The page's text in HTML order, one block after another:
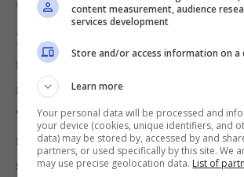
GNUDI: CURIOSITÀ SUL
Nel caso in cui ve lo stiate
nome viene dal fatto che tale
realtà, ilripieno dei ravioli stessi
“ignudi” del loro involucro di pasta
ricetta originale degli gnudi toscani
semplice, ma deve essere realizzata
content measurement, audience
services development
Store and/or access information on a
Learn more
Your personal data will be processed and
your device (cookies, unique identifiers, and
data) may be stored by, accessed by and
partners, or used specifically by this site. We
may use precise geolocation data. List of